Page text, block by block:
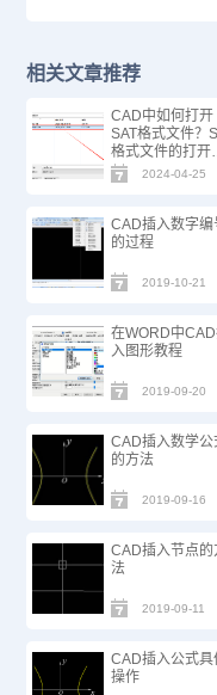
相关文章推荐
CAD中如何打开
SAT格式文件？
格式文件的打开方
式
2024-04-25
CAD插入数字编
的过程
2019-10-21
在WORD中
入图形教程
2019-09-20
CAD插入数学公
的方法
2019-09-16
CAD插入节点的
法
2019-09-11
CAD插入公式具
操作